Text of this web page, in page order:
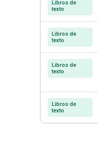
Libros de
texto
Libros de
texto
Libros de
texto
Libros de
texto